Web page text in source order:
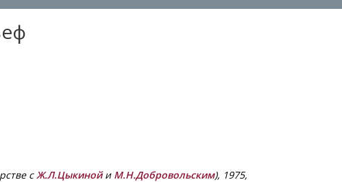
сЖ.Л.Цыкинойи М.Н.Добровольским), 1975,